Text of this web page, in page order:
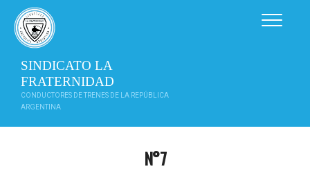
contenido
SINDICATO LA
FRATERNIDAD
CONDUCTORES DE TRENES DE LA REPÚBLICA
ARGENTINA
N°7